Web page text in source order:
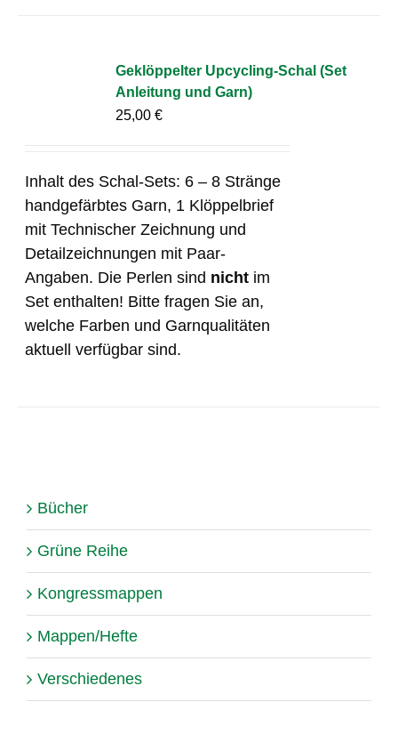
Geklöppelter Upcycling-Schal (Set
Anleitung und Garn)
25,00€
Inhalt des Schal-Sets: 6 – 8 Stränge
handgefärbtes Garn, 1 Klöppelbrief
mit Technischer Zeichnung und
Detailzeichnungen mit Paar-
Angaben. Die Perlen sind nicht im
Set enthalten! Bitte fragen Sie an,
welche Farben und Garnqualitäten
aktuell verfügbar sind.
Bücher
Grüne Reihe
Kongressmappen
Mappen/Hefte
Verschiedenes